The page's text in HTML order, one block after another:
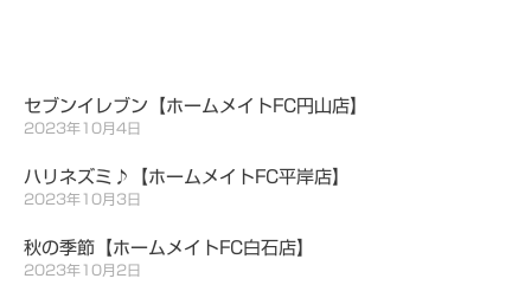
セブンイレブン【ホームメイトFC円山店】
2023年10月4日
ハリネズミ♪【ホームメイトFC平岸店】
2023年10月3日
秋の季節【ホームメイトFC白石店】
2023年10月2日